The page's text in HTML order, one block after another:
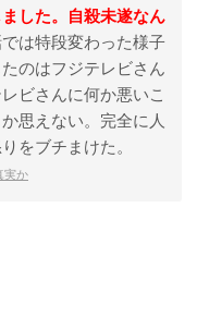
した。自殺未遂なん
は特段変わった様子
のはフジテレビさん
ビさんに何か悪いこ
思えない。完全に人
をブチまけた。
実か